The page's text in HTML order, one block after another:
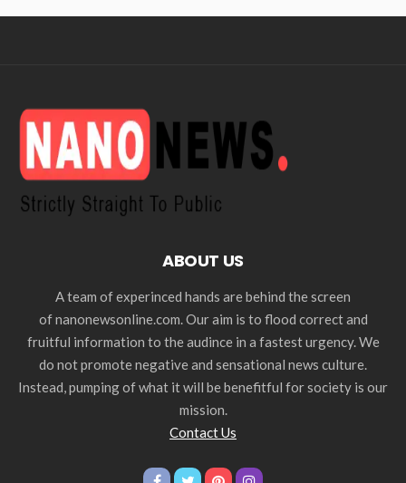
ABOUT US
A team of experinced hands are behind the screen
of nanonewsonline.com. Our aim is to flood correct and
fruitful information to the audince in a fastest urgency. We
do not promote negative and sensational news culture.
Instead, pumping of what it will be benefitful for society is our
mission.
Contact Us